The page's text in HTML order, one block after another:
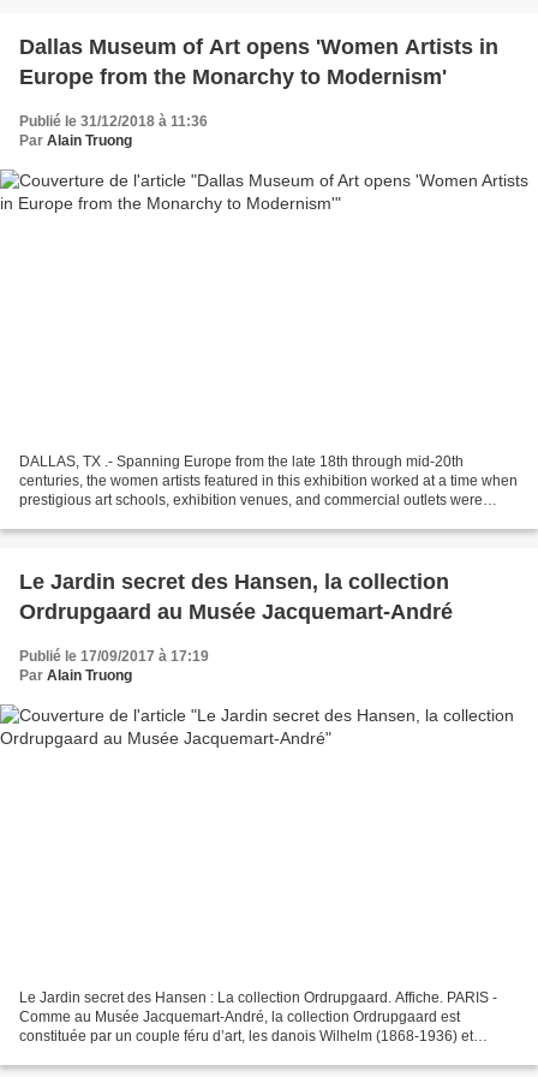
Dallas Museum of Art opens 'Women Artists in
Europe from the Monarchy to Modernism'
Publié le 31/12/2018 à 11:36
Par Alain Truong
DALLAS, TX .- Spanning Europe from the late 18th through mid-20th
centuries, the women artists featured in this exhibition worked at a time when
prestigious art schools, exhibition venues, and commercial outlets were
Le Jardin secret des Hansen, la collection
Ordrupgaard au Musée Jacquemart-André
Publié le 17/09/2017 à 17:19
Par Alain Truong
Le Jardin secret des Hansen : La collection Ordrupgaard. Affiche. PARIS -
Comme au Musée Jacquemart-André, la collection Ordrupgaard est
constituée par un couple féru d’art, les danois Wilhelm (1868-1936) et